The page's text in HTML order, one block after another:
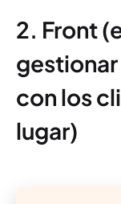
2. Front
con los
lugar)